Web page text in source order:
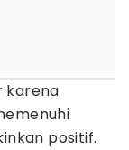
karena
positif.